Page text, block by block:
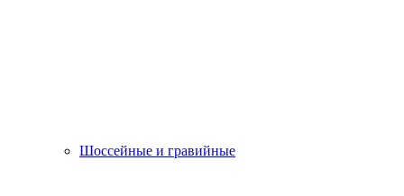
Шоссейные и гравийные